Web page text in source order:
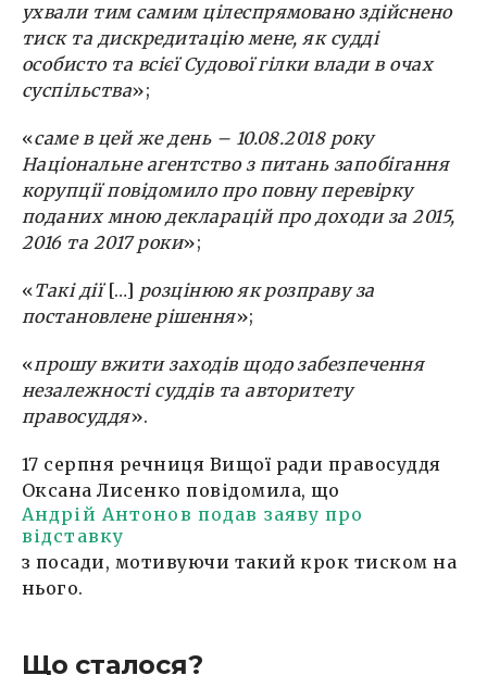
ухвали тим самим цілеспрямовано здійснено
тиск та дискредитацію мене, як судді
особисто та всієї Судової гілки влади в очах
суспільства»;
«саме в цей же день – 10.08.2018 року
Національне агентство з питань запобігання
корупції повідомило про повну перевірку
поданих мною декларацій про доходи за 2015,
2016 та 2017 роки»;
«Такі дії[…] розцінюю як розправу за
постановлене рішення»;
«прошу вжити заходів щодо забезпечення
незалежності суддів та авторитету
правосуддя».
17 серпня речниця Вищої ради правосуддя
Оксана Лисенко повідомила, що
Андрій Антонов подав заяву про
відставку
з посади, мотивуючи такий крок тиском на
нього.
Що сталося?